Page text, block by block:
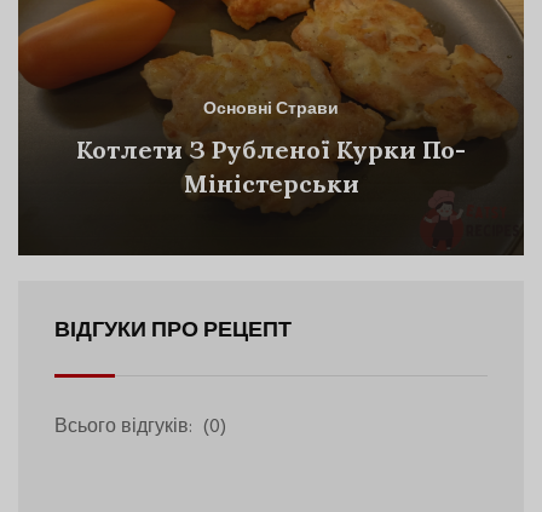
Основні Страви
Котлети З Рубленої Курки По-
Міністерськи
ВІДГУКИ ПРО РЕЦЕПТ
Всього відгуків: (0)